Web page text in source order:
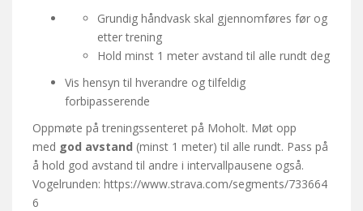
Grundig håndvask skal gjennomføres før og
etter trening
Hold minst 1 meter avstand til alle rundt deg
Vis hensyn til hverandre og tilfeldig
forbipasserende
Oppmøte på treningssenteret på Moholt. Møt opp
med god avstand (minst 1 meter) til alle rundt. Pass på
å hold god avstand til andre i intervallpausene også.
Vogelrunden: https://www.strava.com/segments/733664
6